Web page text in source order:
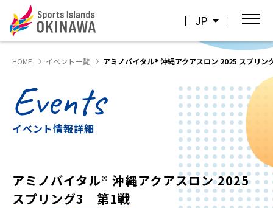
JP
HOME イベント一覧 アミノバイタル® 沖縄アクアスロン 2025 スプリ
Events
イベント情報詳細
アミノバイタル® 沖縄アクアスロン 2025
スプリング3 第1戦